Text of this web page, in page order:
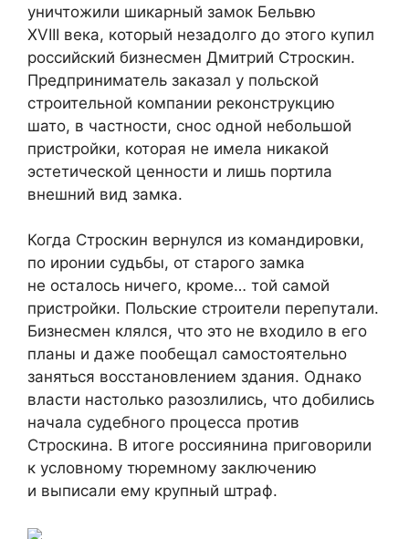
уничтожили шикарный замок Бельвю
XVIII века, который незадолго до этого купил
российский бизнесмен Дмитрий Строскин.
Предприниматель заказал у польской
строительной компании реконструкцию
шато, в частности, снос одной небольшой
пристройки, которая не имела никакой
эстетической ценности и лишь портила
внешний вид замка.
Когда Строскин вернулся из командировки,
по иронии судьбы, от старого замка
не осталось ничего, кроме… той самой
пристройки. Польские строители перепутали.
Бизнесмен клялся, что это не входило в его
планы и даже пообещал самостоятельно
заняться восстановлением здания. Однако
власти настолько разозлились, что добились
начала судебного процесса против
Строскина. В итоге россиянина приговорили
к условному тюремному заключению
и выписали ему крупный штраф.